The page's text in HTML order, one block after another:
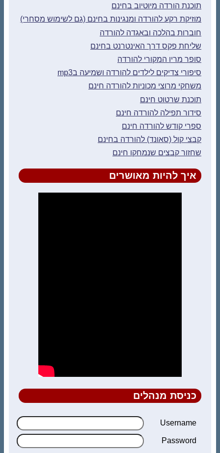
תוכנת הורדה מיוטיוב בחינם
מוזיקת רקע להורדה ומנגינות בחינם (גם לשימוש מסחרי)
חוברות בהלכה ובאגדה להורדה
שליחת פקס דרך האינטרנט בחינם
סופר מריו המקורי להורדה
סיפורי צדיקים לילדים להורדה ושמיעה בmp3
משחקי מרוצי מכוניות להורדה חינם
תוכנת שרטוט חינם
סידור תפילה להורדה חינם
ספרי קודש להורדה חינם
קבצי קול (סאונד) להורדה בחינם
שחזור קבצים שנמחקו חינם
איך להיות מאושרים
כניסת מנהלים
Username
Password